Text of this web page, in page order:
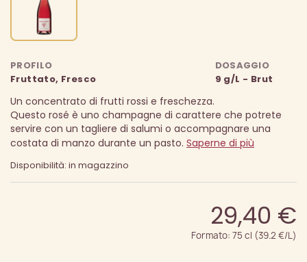
PROFILO
Fruttato, Fresco
DOSAGGIO
9 g/L - Brut
Un concentrato di frutti rossi e freschezza.
Questo rosé è uno champagne di carattere che potrete
servire con un tagliere di salumi o accompagnare una
costata di manzo durante un pasto. Saperne di più
Disponibilità: in magazzino
29,40 €
Formato: 75 cl (39.2 €/L)